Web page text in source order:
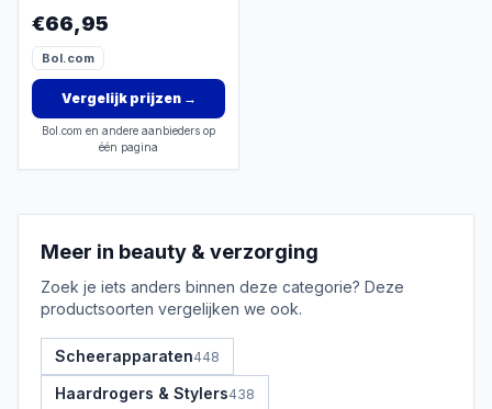
€66,95
Bol.com
Vergelijk prijzen→
Bol.com en andere aanbieders op
één pagina
Meer in beauty & verzorging
Zoek je iets anders binnen deze categorie? Deze
productsoorten vergelijken we ook.
Scheerapparaten448
Haardrogers & Stylers438